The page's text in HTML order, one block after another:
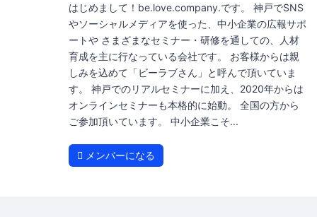
はじめまして！be.love.company.です。 神戸でSNS
やソーシャルメディアを使った、中小企業の広報サポ
ートや さまざまなセミナー・研修を通しての、人材
育成を主に行なっている会社です。 お客様からは親
しみを込めて「ビーラブさん」と呼んで頂いていま
す。 神戸でのリアルセミナーに加え、2020年からは
オンラインセミナーも本格的に始動。 全国の方から
ご参加頂いています。 中小企業こそ...
メンバーになる